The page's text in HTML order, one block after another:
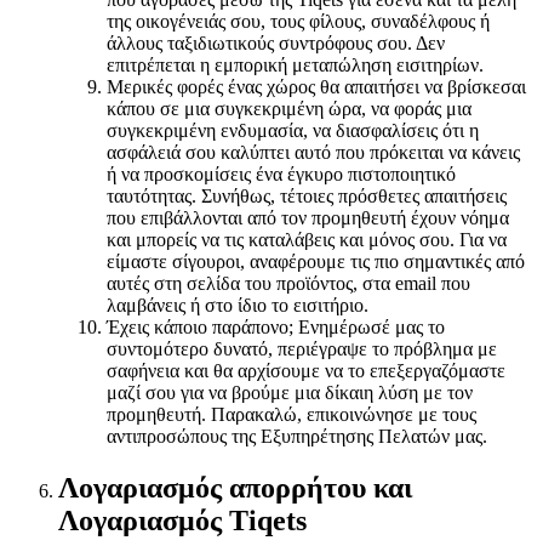
της οικογένειάς σου, τους φίλους, συναδέλφους ή
άλλους ταξιδιωτικούς συντρόφους σου. Δεν
επιτρέπεται η εμπορική μεταπώληση εισιτηρίων.
Μερικές φορές ένας χώρος θα απαιτήσει να βρίσκεσαι
κάπου σε μια συγκεκριμένη ώρα, να φοράς μια
συγκεκριμένη ενδυμασία, να διασφαλίσεις ότι η
ασφάλειά σου καλύπτει αυτό που πρόκειται να κάνεις
ή να προσκομίσεις ένα έγκυρο πιστοποιητικό
ταυτότητας. Συνήθως, τέτοιες πρόσθετες απαιτήσεις
που επιβάλλονται από τον προμηθευτή έχουν νόημα
και μπορείς να τις καταλάβεις και μόνος σου. Για να
είμαστε σίγουροι, αναφέρουμε τις πιο σημαντικές από
αυτές στη σελίδα του προϊόντος, στα email που
λαμβάνεις ή στο ίδιο το εισιτήριο.
Έχεις κάποιο παράπονο; Ενημέρωσέ μας το
συντομότερο δυνατό, περιέγραψε το πρόβλημα με
σαφήνεια και θα αρχίσουμε να το επεξεργαζόμαστε
μαζί σου για να βρούμε μια δίκαιη λύση με τον
προμηθευτή. Παρακαλώ, επικοινώνησε με τους
αντιπροσώπους της Εξυπηρέτησης Πελατών μας.
Λογαριασμός απορρήτου και
Λογαριασμός Tiqets